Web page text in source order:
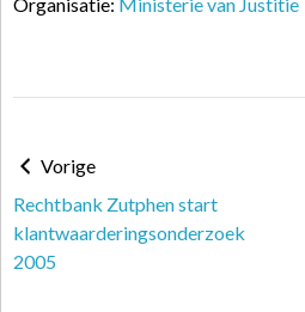
Vorige
Rechtbank Zutphen start
klantwaarderingsonderzoek
2005